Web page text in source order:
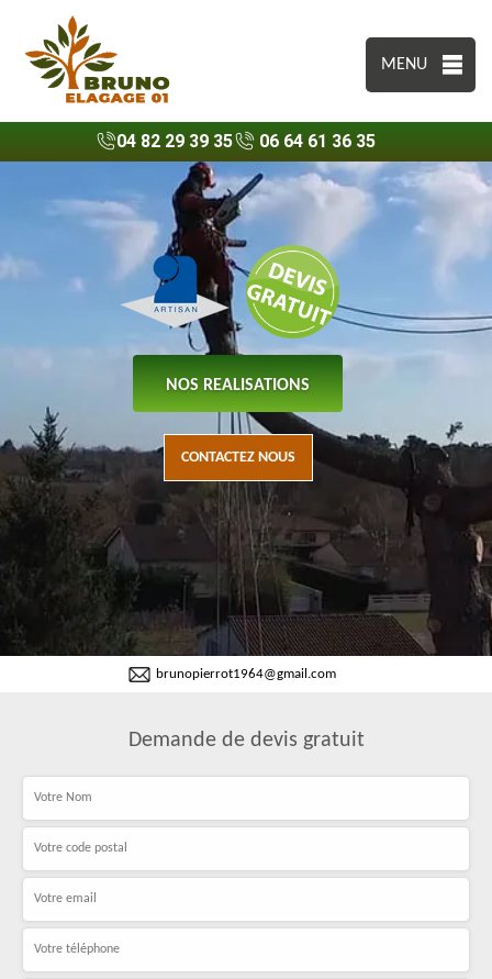
MENU
04 82 29 39 35 06 64 61 36 35
NOS REALISATIONS
CONTACTEZ NOUS
brunopierrot1964@gmail.com
Demande de devis gratuit